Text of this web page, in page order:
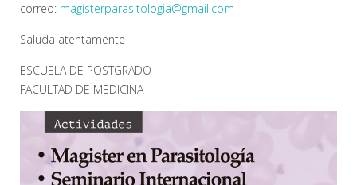
correo: magisterparasitologia@gmail.com
Saluda atentamente
ESCUELA DE POSTGRADO
FACULTAD DE MEDICINA